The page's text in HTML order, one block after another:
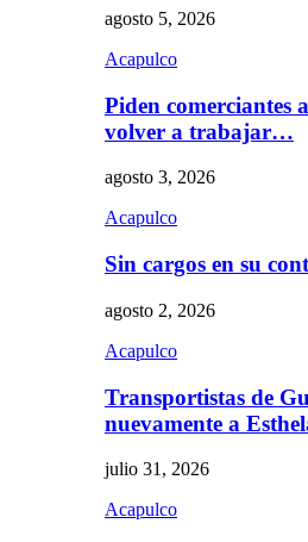
agosto 5, 2026
Acapulco
Piden comerciantes
volver a trabajar…
agosto 3, 2026
Acapulco
Sin cargos en su
agosto 2, 2026
Acapulco
Transportistas de
nuevamente a
julio 31, 2026
Acapulco